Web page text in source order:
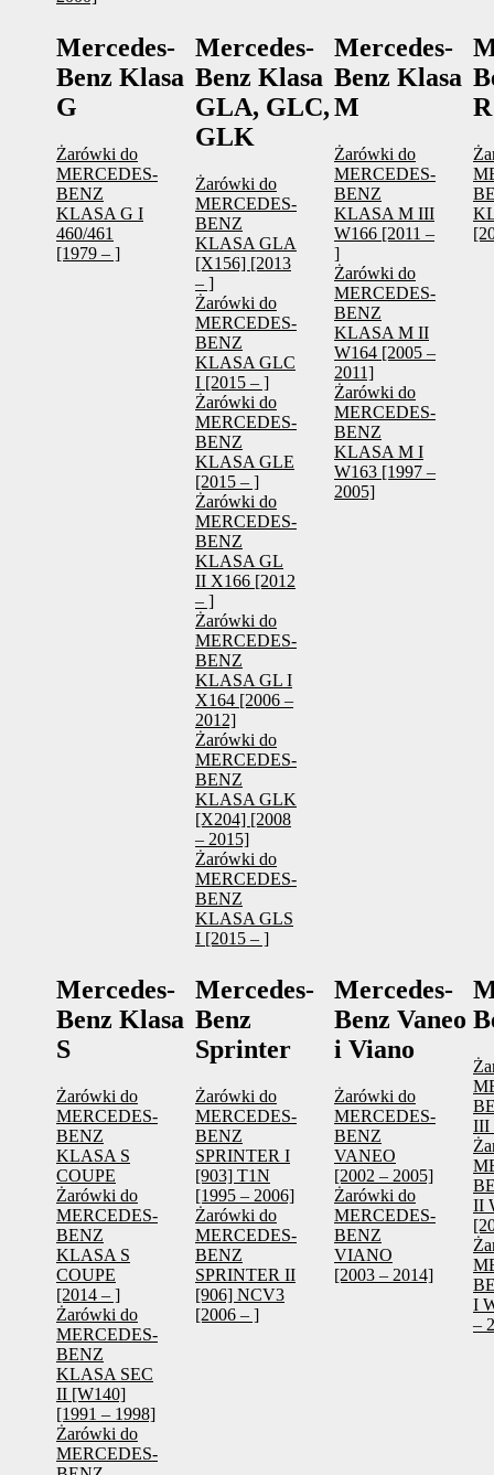
Mercedes-
Benz Klasa
G
Żarówki do
MERCEDES-
BENZ
KLASA G I
460/461
[1979 – ]
Mercedes-
Benz Klasa
GLA, GLC,
GLK
Żarówki do
MERCEDES-
BENZ
KLASA GLA
[X156] [2013
– ]
Żarówki do
MERCEDES-
BENZ
KLASA GLC
I [2015 – ]
Żarówki do
MERCEDES-
BENZ
KLASA GLE
[2015 – ]
Żarówki do
MERCEDES-
BENZ
KLASA GL
II X166 [2012
– ]
Żarówki do
MERCEDES-
BENZ
KLASA GL I
X164 [2006 –
2012]
Żarówki do
MERCEDES-
BENZ
KLASA GLK
[X204] [2008
– 2015]
Żarówki do
MERCEDES-
BENZ
KLASA GLS
I [2015 – ]
Mercedes-
Benz Klasa
M
Żarówki do
MERCEDES-
BENZ
KLASA M III
W166 [2011 –
]
Żarówki do
MERCEDES-
BENZ
KLASA M II
W164 [2005 –
2011]
Żarówki do
MERCEDES-
BENZ
KLASA M I
W163 [1997 –
2005]
R
Mercedes-
Benz Klasa
S
Żarówki do
MERCEDES-
BENZ
KLASA S
COUPE
Żarówki do
MERCEDES-
BENZ
KLASA S
COUPE
[2014 – ]
Żarówki do
MERCEDES-
BENZ
KLASA SEC
II [W140]
[1991 – 1998]
Żarówki do
MERCEDES-
Mercedes-
Benz
Sprinter
Żarówki do
MERCEDES-
BENZ
SPRINTER I
[903] T1N
[1995 – 2006]
Żarówki do
MERCEDES-
BENZ
SPRINTER II
[906] NCV3
[2006 – ]
Mercedes-
Benz Vaneo
i Viano
Żarówki do
MERCEDES-
BENZ
VANEO
[2002 – 2005]
Żarówki do
MERCEDES-
BENZ
VIANO
[2003 – 2014]
III
II
I
–